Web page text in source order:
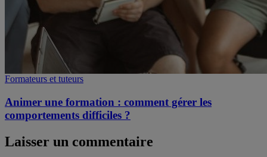
Formateurs et tuteurs
Animer une formation : comment gérer les
comportements difficiles ?
Laisser un commentaire